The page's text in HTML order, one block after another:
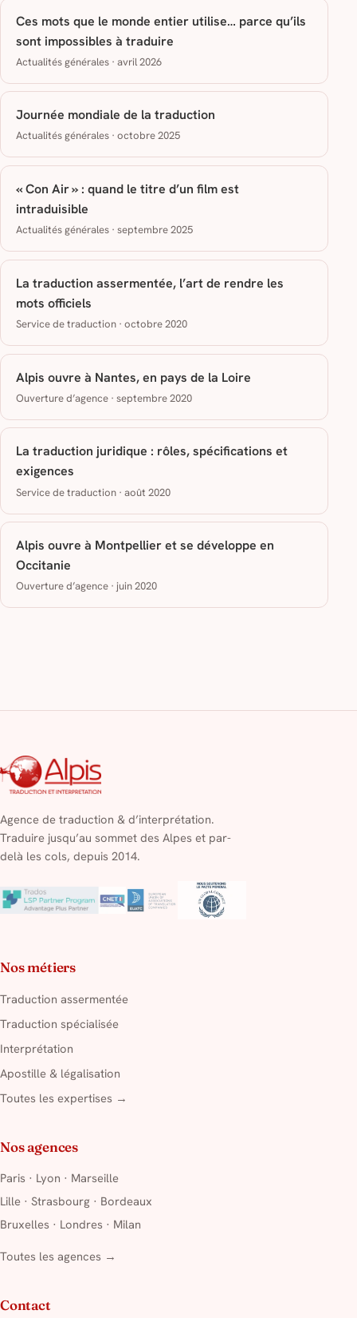
Ces mots que le monde entier utilise… parce qu’ils
sont impossibles à traduire
Actualités générales · avril 2026
Journée mondiale de la traduction
Actualités générales · octobre 2025
« Con Air » : quand le titre d’un film est
intraduisible
Actualités générales · septembre 2025
La traduction assermentée, l’art de rendre les
mots officiels
Service de traduction · octobre 2020
Alpis ouvre à Nantes, en pays de la Loire
Ouverture d’agence · septembre 2020
La traduction juridique : rôles, spécifications et
exigences
Service de traduction · août 2020
Alpis ouvre à Montpellier et se développe en
Occitanie
Ouverture d’agence · juin 2020
Agence de traduction & d’interprétation.
Traduire jusqu’au sommet des Alpes et par-
delà les cols, depuis 2014.
Nos métiers
Traduction assermentée
Traduction spécialisée
Interprétation
Apostille & légalisation
Toutes les expertises →
Nos agences
Paris · Lyon · Marseille
Lille · Strasbourg · Bordeaux
Bruxelles · Londres · Milan
Toutes les agences →
Contact